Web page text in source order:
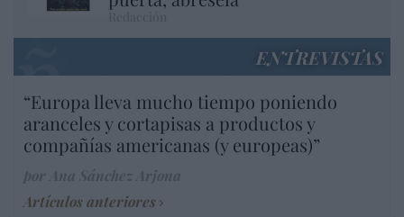
ENTREVISTAS
“Europa lleva mucho tiempo poniendo
aranceles y cortapisas a productos y
compañías americanas (y europeas)”
Artículos anteriores